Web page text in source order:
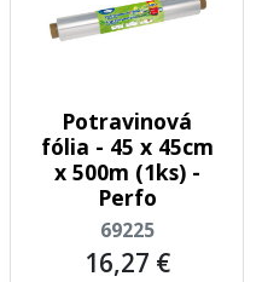
Potravinová
fólia - 45 x 45cm
x 500m (1ks) -
Perfo
69225
16,27 €